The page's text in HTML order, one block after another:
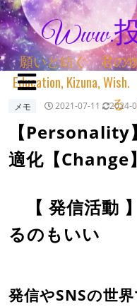
Www.
願いと紡ぐ 君の物
Education, Kizuna,
る
メモ 2021-07-11 2024-
【Personality
適化【Change】
【 発信活動
るのもいい
発信やSNSの世